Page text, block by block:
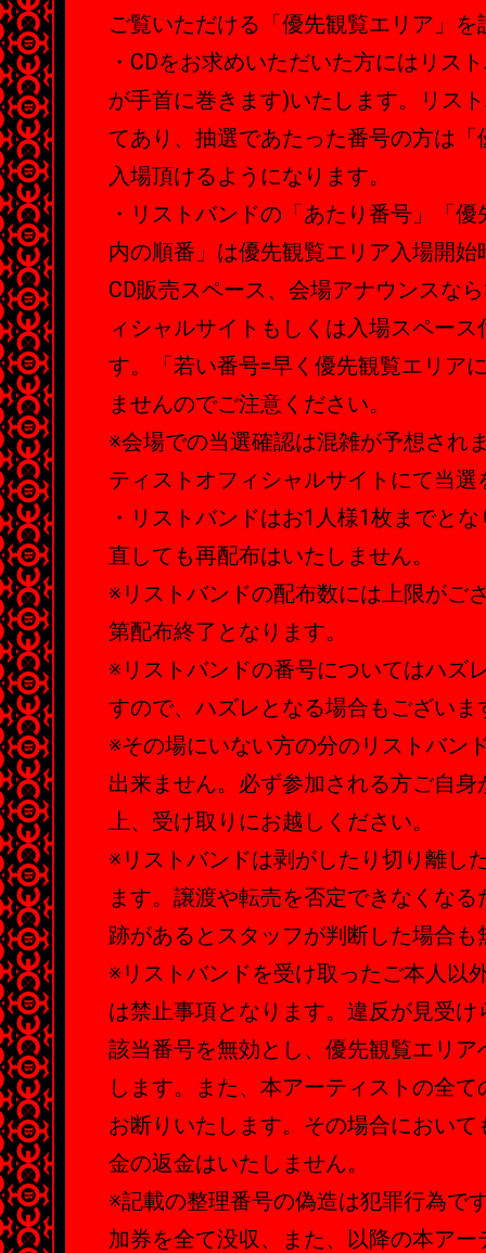
ご覧いただける「優先観覧エリア」を
・CDをお求めいただいた方にはリス
が手首に巻きます)いたします。リス
てあり、抽選であたった番号の方は
入場頂けるようになります。
・リストバンドの「あたり番号」「
内の順番」は優先観覧エリア入場開
CD販売スペース、会場アナウンスな
ィシャルサイトもしくは入場スペー
す。「若い番号=早く優先観覧エリア
ませんのでご注意ください。
※会場での当選確認は混雑が予想され
ティストオフィシャルサイトにて当
・リストバンドはお1人様1枚までと
直しても再配布はいたしません。
※リストバンドの配布数には上限がご
第配布終了となります。
※リストバンドの番号についてはハズ
すので、ハズレとなる場合もございま
※その場にいない方の分のリストバン
出来ません。必ず参加される方ご自
上、受け取りにお越しください。
※リストバンドは剥がしたり切り離し
ます。譲渡や転売を否定できなくな
跡があるとスタッフが判断した場合
※リストバンドを受け取ったご本人以
は禁止事項となります。違反が見受
該当番号を無効とし、優先観覧エリ
します。また、本アーティストの全
お断りいたします。その場合におい
金の返金はいたしません。
※記載の整理番号の偽造は犯罪行為で
加券を全て没収、また、以降の本ア